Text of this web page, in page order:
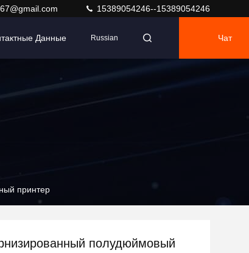
15389054246--15389054246
Данные Russian Чат
принтер
полудюймовый